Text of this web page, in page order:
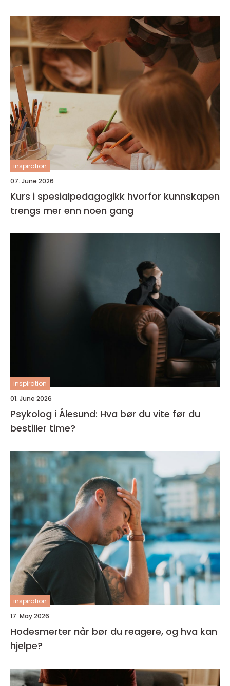
inspiration
07. June 2026
Kurs i spesialpedagogikk hvorfor kunnskapen
trengs mer enn noen gang
inspiration
01. June 2026
Psykolog i Ålesund: Hva bør du vite før du
bestiller time?
inspiration
17. May 2026
Hodesmerter når bør du reagere, og hva kan
hjelpe?